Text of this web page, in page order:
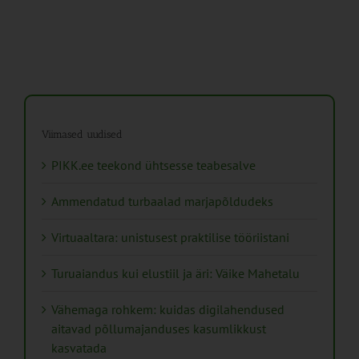
Viimased uudised
PIKK.ee teekond ühtsesse teabesalve
Ammendatud turbaalad marjapõldudeks
Virtuaaltara: unistusest praktilise tööriistani
Turuaiandus kui elustiil ja äri: Väike Mahetalu
Vähemaga rohkem: kuidas digilahendused
aitavad põllumajanduses kasumlikkust
kasvatada